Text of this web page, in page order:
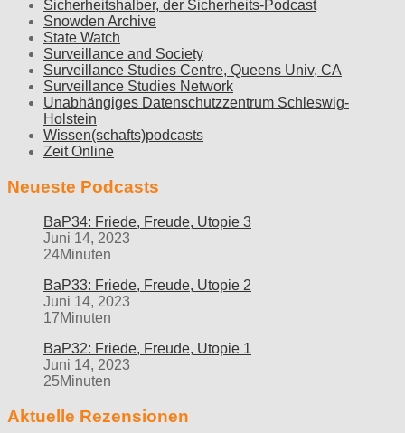
Sicherheitshalber, der Sicherheits-Podcast
Snowden Archive
State Watch
Surveillance and Society
Surveillance Studies Centre, Queens Univ, CA
Surveillance Studies Network
Unabhängiges Datenschutzzentrum Schleswig-
Holstein
Wissen(schafts)podcasts
Zeit Online
Neueste Podcasts
BaP34: Friede, Freude, Utopie 3
Juni 14, 2023
24Minuten
BaP33: Friede, Freude, Utopie 2
Juni 14, 2023
17Minuten
BaP32: Friede, Freude, Utopie 1
Juni 14, 2023
25Minuten
Aktuelle Rezensionen